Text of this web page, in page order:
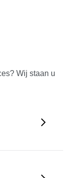
Wij staan u